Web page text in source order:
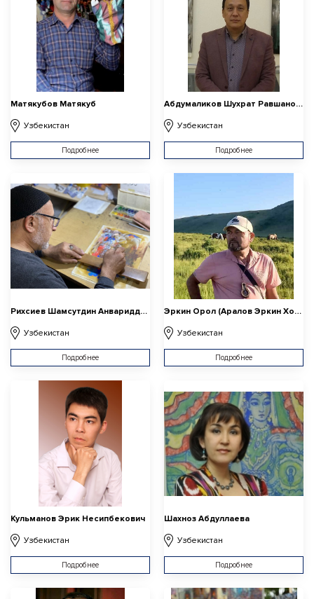
Матякубов Матякуб
Узбекистан
Подробнее
Абдумаликов Шухрат Равшанович
Узбекистан
Подробнее
Рихсиев Шамсутдин Анвариддинович
Узбекистан
Подробнее
Эркин Орол (Аралов Эркин Холмуротович)
Узбекистан
Подробнее
Кульманов Эрик Несипбекович
Узбекистан
Подробнее
Шахноз Абдуллаева
Узбекистан
Подробнее